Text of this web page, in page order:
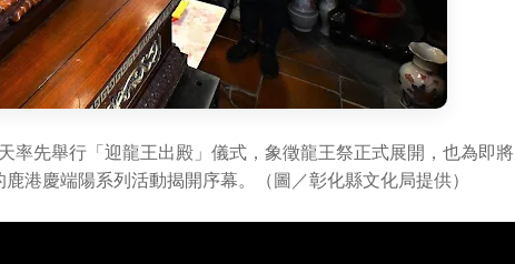
率先舉行「迎龍王出殿」儀式，象徵龍王祭正式展開，也為即將
港慶端陽系列活動揭開序幕。（圖／彰化縣文化局提供）